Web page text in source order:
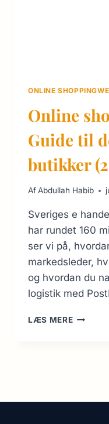
ONLINE
Online
Guide til
butikker
AfAbdullah Habib
Sveriges e
har rundet 160
ser vi på,
markedsleder,
og hvordan du
logistik med
LÆS MEREONLINE
BEDSTE